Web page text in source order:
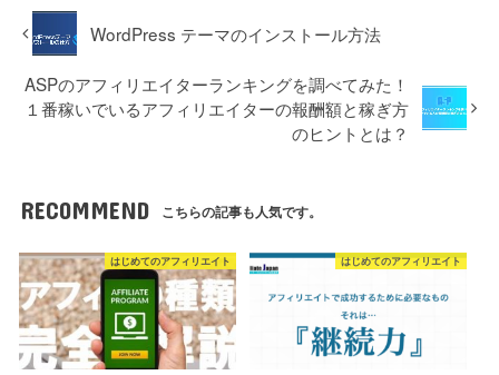
WordPress テーマのインストール方法
ASPのアフィリエイターランキングを調べてみた！
１番稼いでいるアフィリエイターの報酬額と稼ぎ方
のヒントとは？
RECOMMEND こちらの記事も人気です。
はじめてのアフィリエイト はじめてのアフィリエイト